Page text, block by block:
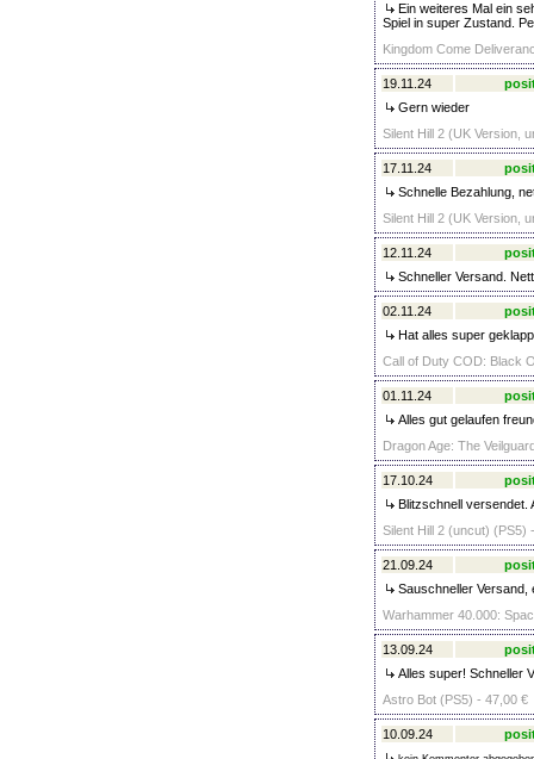
Ein weiteres Mal ein
Spiel in super Zustand.
Kingdom Come
19.11.24
Gern wieder
Silent Hill 2 (UK Version,
17.11.24
Schnelle Bezahlung,
Silent Hill 2 (UK Version,
12.11.24
Schneller Versand.
02.11.24
Hat alles super
Call of Duty COD: Black
01.11.24
Alles gut gelaufen
Dragon Age: The
17.10.24
Blitzschnell versendet.
Silent Hill 2 (uncut) (PS5)
21.09.24
Sauschneller Versand,
Warhammer 40.000:
13.09.24
Alles super! Schneller
Astro Bot (PS5) - 47,00 €
10.09.24